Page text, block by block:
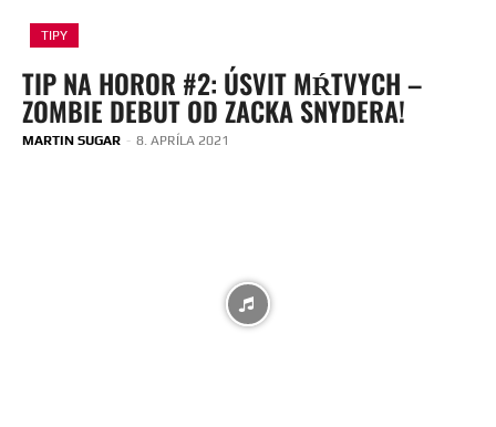
TIPY
TIP NA HOROR #2: ÚSVIT MŔTVYCH –
ZOMBIE DEBUT OD ZACKA SNYDERA!
MARTIN SUGAR - 8. APRÍLA 2021